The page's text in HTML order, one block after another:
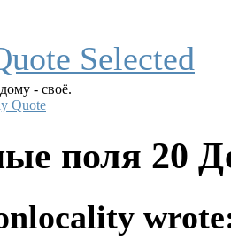
- своё.
Quote
поля 20